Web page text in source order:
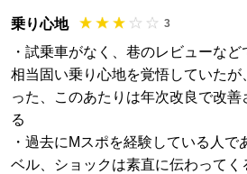
乗り心地 3
・試乗車がなく、巷のレビューな
相当固い乗り心地を覚悟していた
った、このあたりは年次改良で改
る
・過去にMスポを経験している人で
ベル、ショックは素直に伝わってく